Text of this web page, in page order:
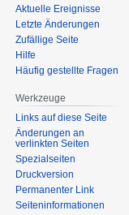
Aktuelle Ereignisse
Letzte Änderungen
Zufällige Seite
Hilfe
Häufig gestellte Fragen
Werkzeuge
Links auf diese Seite
Änderungen an
verlinkten Seiten
Spezialseiten
Druckversion
Permanenter Link
Seiten­informationen